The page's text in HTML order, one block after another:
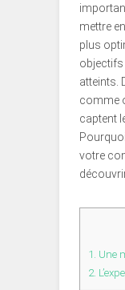
mettre
plus
objectifs
atteints.
comme
captent
votre
1. Une
2.